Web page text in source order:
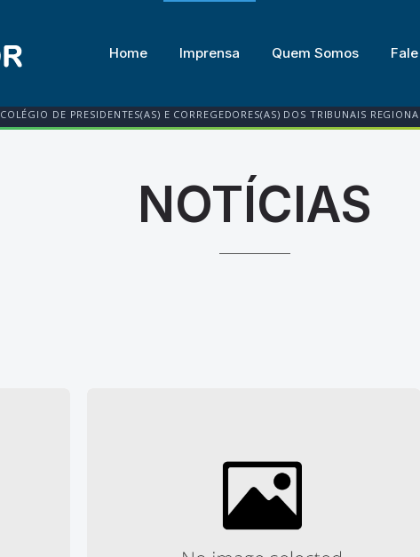
Home Imprensa Quem Somos
COLÉGIO DE PRESIDENTES(AS) E CORREGEDORES(AS) DOS TRIBUNAIS
NOTÍCIAS